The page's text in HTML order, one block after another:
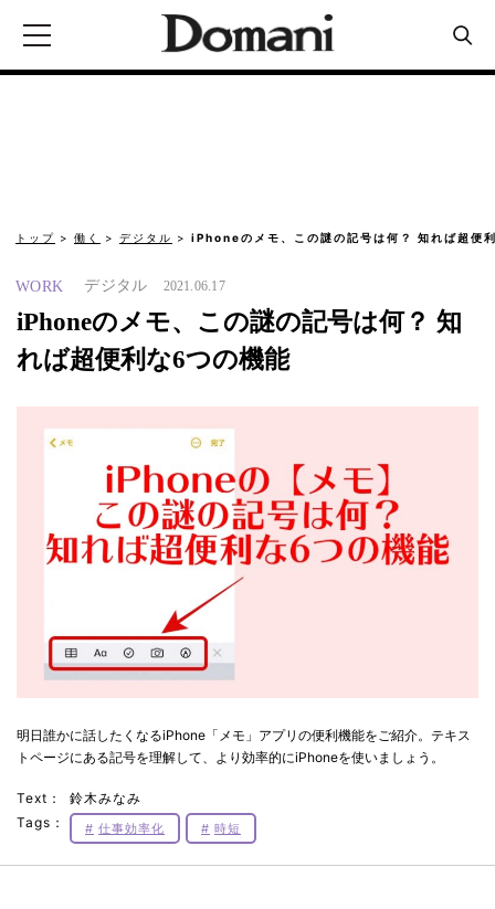
トップ 働く デジタル iPhoneのメモ、この謎の記号は何？ 知れば超便
WORK デジタル 2021.06.17
iPhoneのメモ、この謎の記号は何？ 知
れば超便利な6つの機能
明日誰かに話したくなるiPhone「メモ」アプリの便利機能をご紹介。テキス
トページにある記号を理解して、より効率的にiPhoneを使いましょう。
Text：
鈴木みなみ
Tags：
仕事効率化 時短